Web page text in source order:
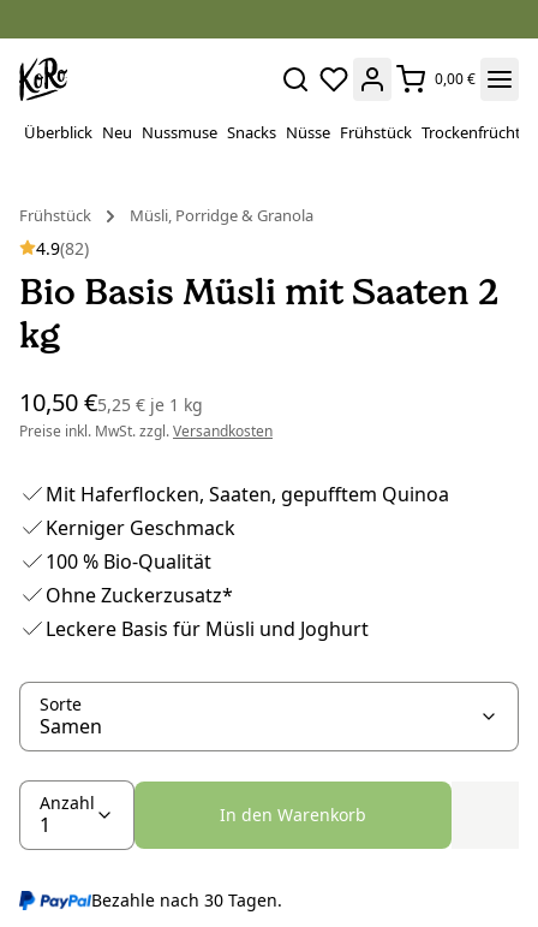
0,00 €
Überblick Neu Nussmuse Snacks Nüsse Frühstück Trockenfrüchte
Frühstück
Müsli, Porridge & Granola
4.9(82)
Bio Basis Müsli mit Saaten 2
kg
10,50 €5,25 € je 1 kg
Preise inkl. MwSt. zzgl.Versandkosten
Mit Haferflocken, Saaten, gepufftem Quinoa
Kerniger Geschmack
100 % Bio-Qualität
Ohne Zuckerzusatz*
Leckere Basis für Müsli und Joghurt
Sorte
Anzahl
In den Warenkorb
Bezahle nach 30 Tagen.